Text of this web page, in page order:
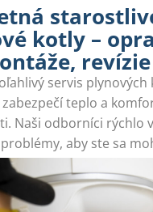
kotly –
revízie
servis plynových
teplo a
Naši odborníci rýchlo
aby ste sa
bezpečne.